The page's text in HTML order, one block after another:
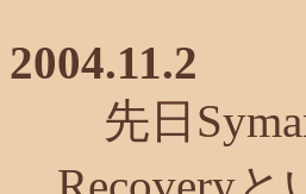
2004.11.2
先日